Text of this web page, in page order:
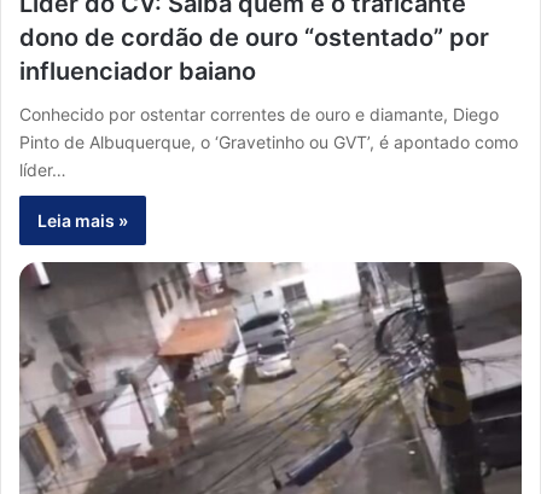
dono de cordão de ouro “ostentado” por
influenciador baiano
Conhecido por ostentar correntes de ouro e diamante, Diego
Pinto de Albuquerque, o ‘Gravetinho ou GVT’, é apontado como
líder…
Leia mais »